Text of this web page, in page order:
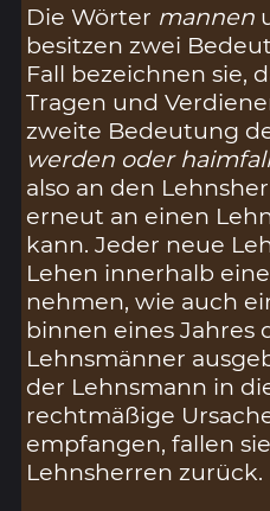
Die Wörter mannen
besitzen zwei
Fall bezeichnen sie,
Tragen und
zweite Bedeutung
werden oder
also an den
erneut an einen
kann. Jeder neue
Lehen innerhalb
nehmen, wie auch
binnen eines Jahres
Lehnsmänner
der Lehnsmann in
rechtmäßige
empfangen, fallen
Lehnsherren zurück.